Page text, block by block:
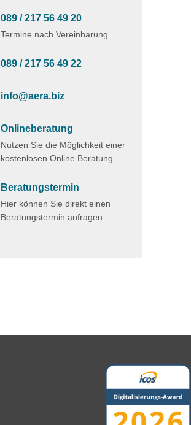
089 / 217 56 49 20
Termine nach Vereinbarung
089 / 217 56 49 22
info@aera.biz
Onlineberatung
Nutzen Sie die Möglichkeit einer
kostenlosen Online Beratung
Beratungstermin
Hier können Sie direkt einen
Beratungstermin anfragen